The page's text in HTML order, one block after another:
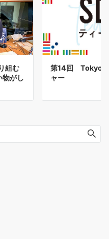
組む
物がし
第14回 Tokyo
ャー